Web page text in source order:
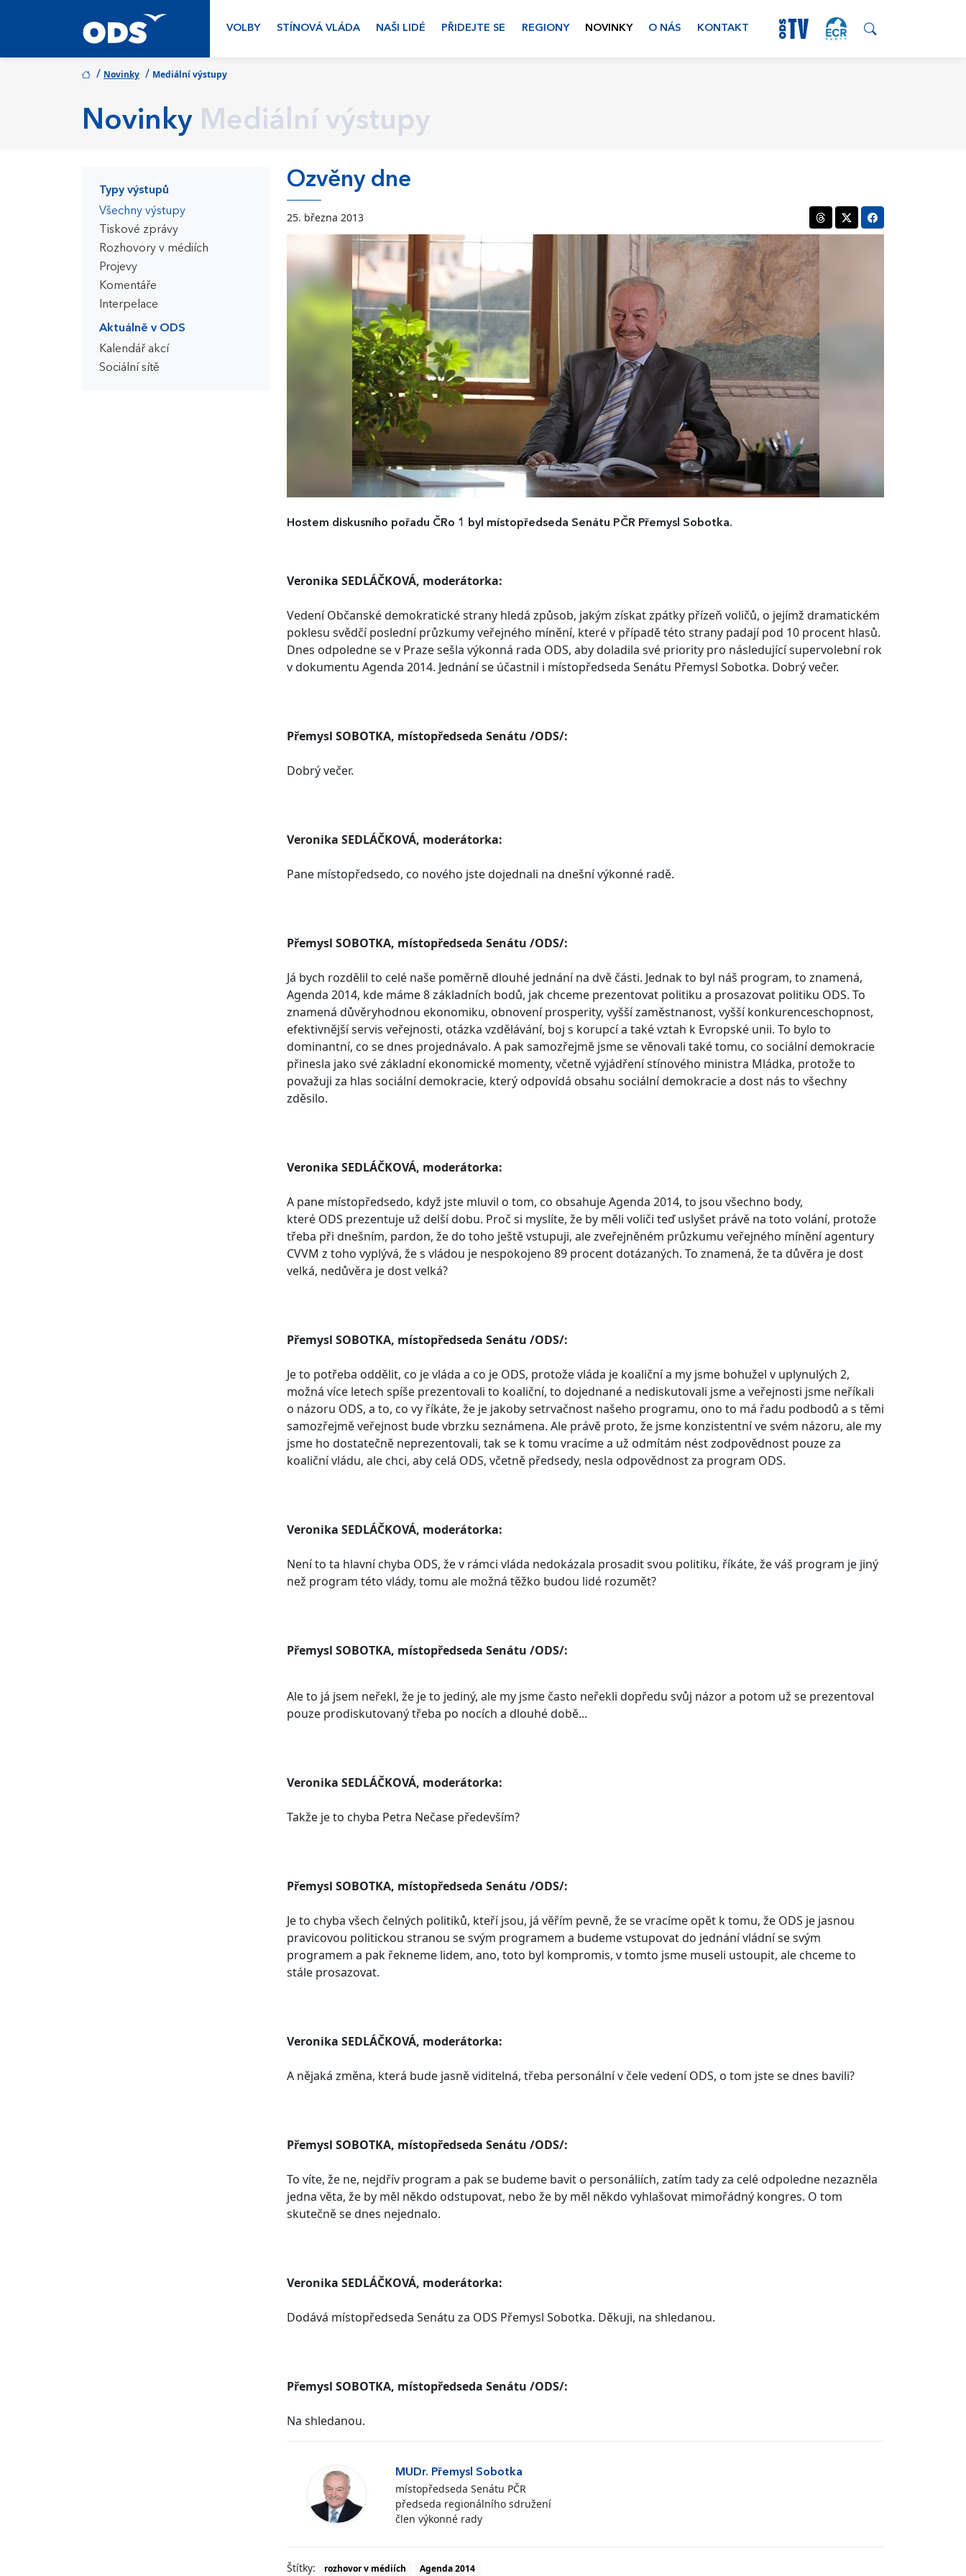
VOLBY STÍNOVÁ VLÁDA NAŠI LIDÉ PŘIDEJTE SE REGIONY NOVINKY O NÁS KONTAKT
/ Novinky / Mediální výstupy
Novinky Mediální výstupy
Typy výstupů
Všechny výstupy
Tiskové zprávy
Rozhovory v médiích
Projevy
Komentáře
Interpelace
Aktuálně v ODS
Kalendář akcí
Sociální sítě
Ozvěny dne
25. března 2013
Hostem diskusního pořadu ČRo 1 byl místopředseda Senátu PČR Přemysl Sobotka.
Veronika SEDLÁČKOVÁ, moderátorka:
Vedení Občanské demokratické strany hledá způsob, jakým získat zpátky přízeň voličů, o jejímž dramatickém
poklesu svědčí poslední průzkumy veřejného mínění, které v případě této strany padají pod 10 procent hlasů.
Dnes odpoledne se v Praze sešla výkonná rada ODS, aby doladila své priority pro následující supervolební rok
v dokumentu Agenda 2014. Jednání se účastnil i místopředseda Senátu Přemysl Sobotka. Dobrý večer.
Přemysl SOBOTKA, místopředseda Senátu /ODS/:
Dobrý večer.
Veronika SEDLÁČKOVÁ, moderátorka:
Pane místopředsedo, co nového jste dojednali na dnešní výkonné radě.
Přemysl SOBOTKA, místopředseda Senátu /ODS/:
Já bych rozdělil to celé naše poměrně dlouhé jednání na dvě části. Jednak to byl náš program, to znamená,
Agenda 2014, kde máme 8 základních bodů, jak chceme prezentovat politiku a prosazovat politiku ODS. To
znamená důvěryhodnou ekonomiku, obnovení prosperity, vyšší zaměstnanost, vyšší konkurenceschopnost,
efektivnější servis veřejnosti, otázka vzdělávání, boj s korupcí a také vztah k Evropské unii. To bylo to
dominantní, co se dnes projednávalo. A pak samozřejmě jsme se věnovali také tomu, co sociální demokracie
přinesla jako své základní ekonomické momenty, včetně vyjádření stínového ministra Mládka, protože to
považuji za hlas sociální demokracie, který odpovídá obsahu sociální demokracie a dost nás to všechny
zděsilo.
Veronika SEDLÁČKOVÁ, moderátorka:
A pane místopředsedo, když jste mluvil o tom, co obsahuje Agenda 2014, to jsou všechno body,
které ODS prezentuje už delší dobu. Proč si myslíte, že by měli voliči teď uslyšet právě na toto volání, protože
třeba při dnešním, pardon, že do toho ještě vstupuji, ale zveřejněném průzkumu veřejného mínění agentury
CVVM z toho vyplývá, že s vládou je nespokojeno 89 procent dotázaných. To znamená, že ta důvěra je dost
velká, nedůvěra je dost velká?
Přemysl SOBOTKA, místopředseda Senátu /ODS/:
Je to potřeba oddělit, co je vláda a co je ODS, protože vláda je koaliční a my jsme bohužel v uplynulých 2,
možná více letech spíše prezentovali to koaliční, to dojednané a nediskutovali jsme a veřejnosti jsme neříkali
o názoru ODS, a to, co vy říkáte, že je jakoby setrvačnost našeho programu, ono to má řadu podbodů a s těmi
samozřejmě veřejnost bude vbrzku seznámena. Ale právě proto, že jsme konzistentní ve svém názoru, ale my
jsme ho dostatečně neprezentovali, tak se k tomu vracíme a už odmítám nést zodpovědnost pouze za
koaliční vládu, ale chci, aby celá ODS, včetně předsedy, nesla odpovědnost za program ODS.
Veronika SEDLÁČKOVÁ, moderátorka:
Není to ta hlavní chyba ODS, že v rámci vláda nedokázala prosadit svou politiku, říkáte, že váš program je jiný
než program této vlády, tomu ale možná těžko budou lidé rozumět?
Přemysl SOBOTKA, místopředseda Senátu /ODS/:
Ale to já jsem neřekl, že je to jediný, ale my jsme často neřekli dopředu svůj názor a potom už se prezentoval
pouze prodiskutovaný třeba po nocích a dlouhé době...
Veronika SEDLÁČKOVÁ, moderátorka:
Takže je to chyba Petra Nečase především?
Přemysl SOBOTKA, místopředseda Senátu /ODS/:
Je to chyba všech čelných politiků, kteří jsou, já věřím pevně, že se vracíme opět k tomu, že ODS je jasnou
pravicovou politickou stranou se svým programem a budeme vstupovat do jednání vládní se svým
programem a pak řekneme lidem, ano, toto byl kompromis, v tomto jsme museli ustoupit, ale chceme to
stále prosazovat.
Veronika SEDLÁČKOVÁ, moderátorka:
A nějaká změna, která bude jasně viditelná, třeba personální v čele vedení ODS, o tom jste se dnes bavili?
Přemysl SOBOTKA, místopředseda Senátu /ODS/:
To víte, že ne, nejdřív program a pak se budeme bavit o personáliích, zatím tady za celé odpoledne nezazněla
jedna věta, že by měl někdo odstupovat, nebo že by měl někdo vyhlašovat mimořádný kongres. O tom
skutečně se dnes nejednalo.
Veronika SEDLÁČKOVÁ, moderátorka:
Dodává místopředseda Senátu za ODS Přemysl Sobotka. Děkuji, na shledanou.
Přemysl SOBOTKA, místopředseda Senátu /ODS/:
Na shledanou.
MUDr. Přemysl Sobotka
místopředseda Senátu PČR
předseda regionálního sdružení
člen výkonné rady
Štítky: rozhovor v médiích Agenda 2014